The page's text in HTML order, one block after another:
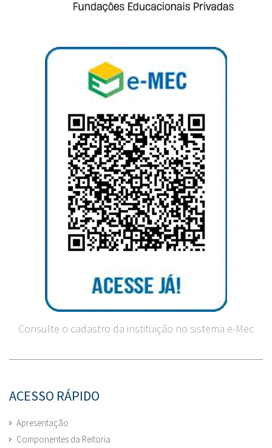
Consulte o cadastro da instituição no sistema e-Mec
ACESSO RÁPIDO
Apresentação
Componentes da Reitoria